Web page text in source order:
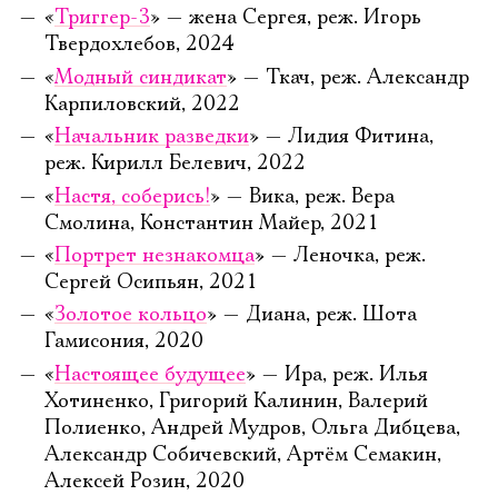
«Триггер-3» — жена Сергея, реж. Игорь
Твердохлебов, 2024
«Модный синдикат» — Ткач, реж. Александр
Карпиловский, 2022
«Начальник разведки» — Лидия Фитина,
реж. Кирилл Белевич, 2022
«Настя, соберись!» — Вика, реж. Вера
Смолина, Константин Майер, 2021
«Портрет незнакомца» — Леночка, реж.
Сергей Осипьян, 2021
«Золотое кольцо» — Диана, реж. Шота
Гамисония, 2020
«Настоящее будущее» — Ира, реж. Илья
Хотиненко, Григорий Калинин, Валерий
Полиенко, Андрей Мудров, Ольга Дибцева,
Александр Собичевский, Артём Семакин,
Алексей Розин, 2020